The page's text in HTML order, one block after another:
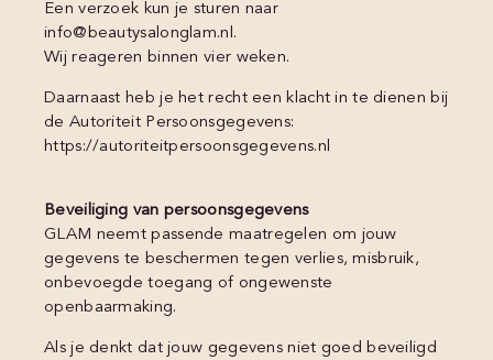
Een verzoek kun je sturen naar
info@beautysalonglam.nl.
Wij reageren binnen vier weken.
Daarnaast heb je het recht een klacht in te dienen bij
de Autoriteit Persoonsgegevens:
https://autoriteitpersoonsgegevens.nl
Beveiliging van persoonsgegevens
GLAM neemt passende maatregelen om jouw
gegevens te beschermen tegen verlies, misbruik,
onbevoegde toegang of ongewenste
openbaarmaking.
Als je denkt dat jouw gegevens niet goed beveiligd